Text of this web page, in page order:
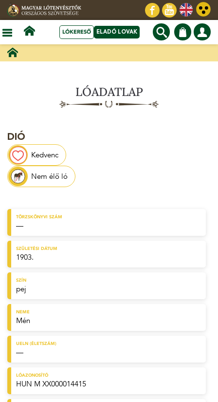
LÓKERESŐ ELADÓ LOVAK
LÓADATLAP
DIÓ
Kedvenc
Nem élő ló
TÖRZSKÖNYVI SZÁM
—
SZÜLETÉSI DÁTUM
1903.
SZÍN
pej
NEME
Mén
UELN (ÉLETSZÁM)
—
LÓAZONOSÍTÓ
HUN M XX000014415